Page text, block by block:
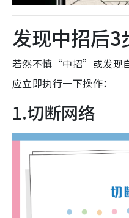
发现中招后3
若然不慎“中招”或发现
应立即执行一下操作：
1.切断网络